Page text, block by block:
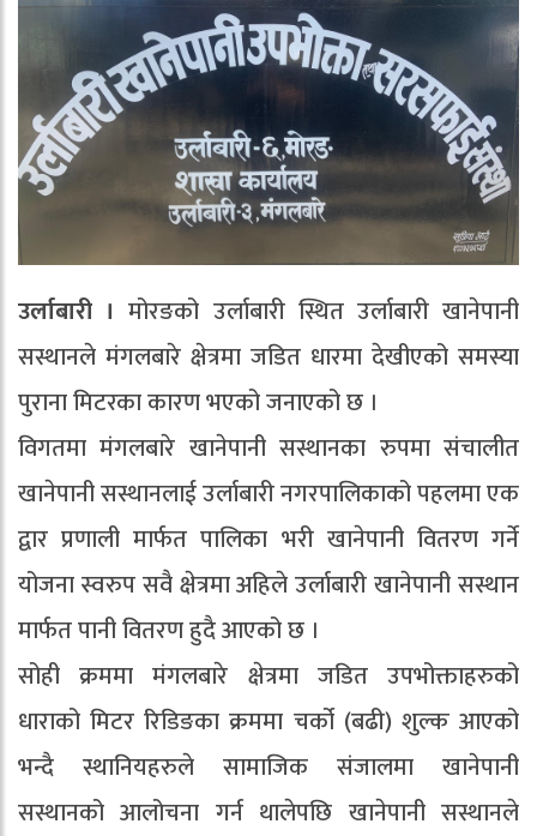
उर्लाबारी । मोरङको उर्लाबारी स्थित उर्लाबारी खानेपानी
सस्थानले मंगलबारे क्षेत्रमा जडित धारमा देखीएको समस्या
पुराना मिटरका कारण भएको जनाएको छ ।
विगतमा मंगलबारे खानेपानी सस्थानका रुपमा संचालीत
खानेपानी सस्थानलाई उर्लाबारी नगरपालिकाको पहलमा एक
द्वार प्रणाली मार्फत पालिका भरी खानेपानी वितरण गर्ने
योजना स्वरुप सवै क्षेत्रमा अहिले उर्लाबारी खानेपानी सस्थान
मार्फत पानी वितरण हुदै आएको छ ।
सोही क्रममा मंगलबारे क्षेत्रमा जडित उपभोक्ताहरुको
धाराको मिटर रिडिङका क्रममा चर्को (बढी) शुल्क आएको
भन्दै स्थानियहरुले सामाजिक संजालमा खानेपानी
सस्थानको आलोचना गर्न थालेपछि खानेपानी सस्थानले